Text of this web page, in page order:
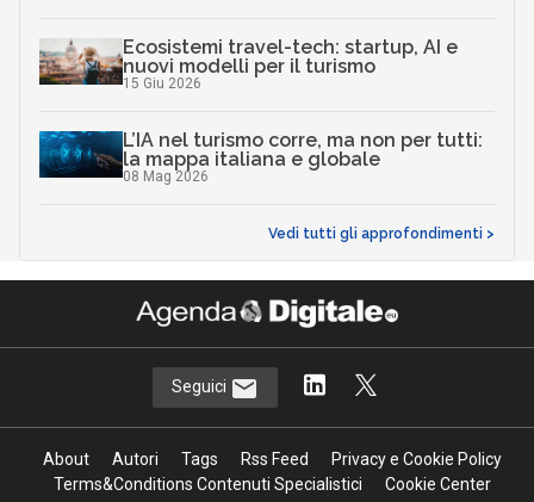
Ecosistemi travel-tech: startup, AI e
nuovi modelli per il turismo
15 Giu 2026
L’IA nel turismo corre, ma non per tutti:
la mappa italiana e globale
08 Mag 2026
Vedi tutti gli approfondimenti >
Seguici
About Autori Tags Rss Feed
Privacy e Cookie Policy
Terms&Conditions Contenuti Specialistici
Cookie Center